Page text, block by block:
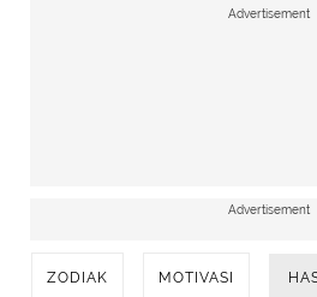
Advertisement
Advertisement
ZODIAK MOTIVASI